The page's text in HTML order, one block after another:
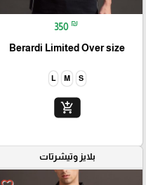
350 ₪
Berardi Limited Over size
S
M
L
add_shopping_cart
بلايز وتيشرتات